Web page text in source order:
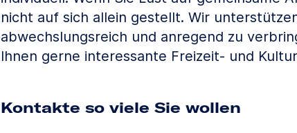
nicht auf sich allein gestellt. Wir
abwechslungsreich und anregend zu
Ihnen gerne interessante Freizeit- und
Kontakte so viele Sie wollen